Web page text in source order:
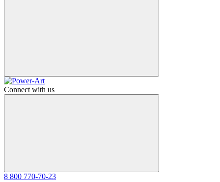
Connect with us
8 800 770-70-23